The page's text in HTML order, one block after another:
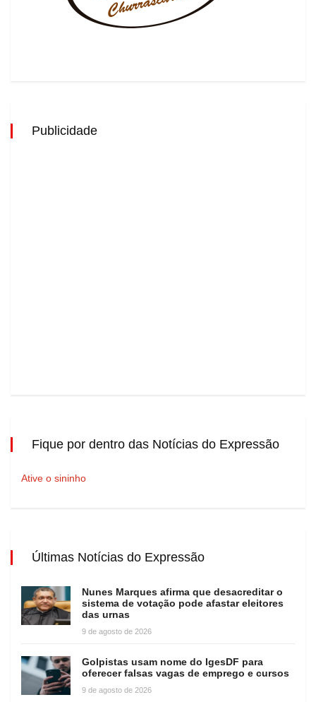
Publicidade
Fique por dentro das Notícias do Expressão
Ative o sininho
Últimas Notícias do Expressão
Nunes Marques afirma que desacreditar o
sistema de votação pode afastar eleitores
das urnas
9 de agosto de 2026
Golpistas usam nome do IgesDF para
oferecer falsas vagas de emprego e cursos
9 de agosto de 2026